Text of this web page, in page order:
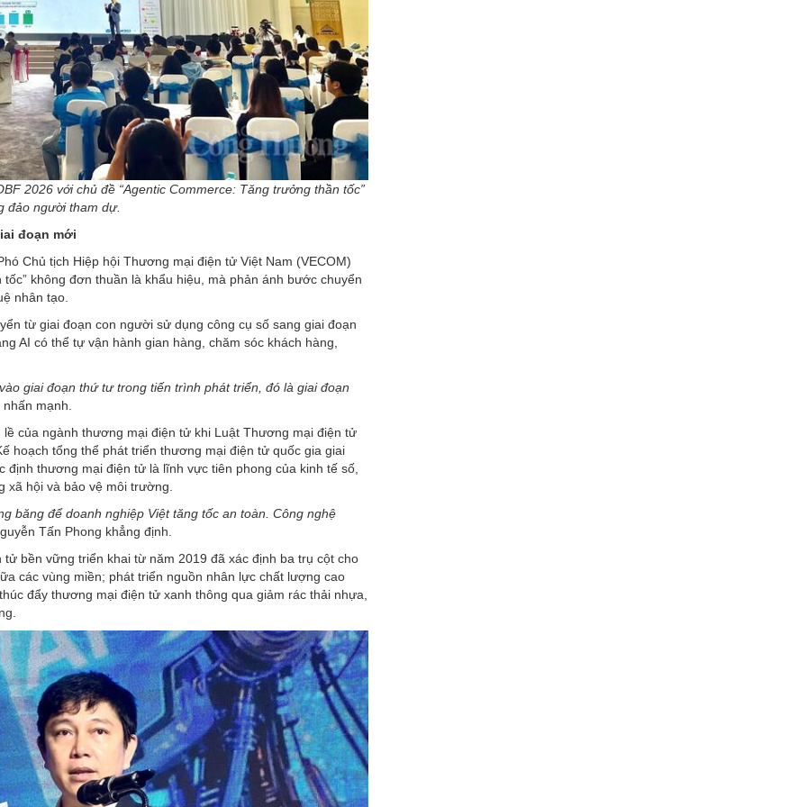
2026 với chủ đề “Agentic Commerce: Tăng trưởng thần tốc”
đảo người tham dự.
đoạn mới
Chủ tịch Hiệp hội Thương mại điện tử Việt Nam (VECOM)
không đơn thuần là khẩu hiệu, mà phản ánh bước chuyển
nhân tạo.
từ giai đoạn con người sử dụng công cụ số sang giai đoạn
AI có thể tự vận hành gian hàng, chăm sóc khách hàng,
giai đoạn thứ tư trong tiến trình phát triển, đó là giai đoạn
mạnh.
của ngành thương mại điện tử khi Luật Thương mại điện tử
hoạch tổng thể phát triển thương mại điện tử quốc gia giai
thương mại điện tử là lĩnh vực tiên phong của kinh tế số,
xã hội và bảo vệ môi trường.
băng để doanh nghiệp Việt tăng tốc an toàn. Công nghệ
Tấn Phong khẳng định.
bền vững triển khai từ năm 2019 đã xác định ba trụ cột cho
các vùng miền; phát triển nguồn nhân lực chất lượng cao
đẩy thương mại điện tử xanh thông qua giảm rác thải nhựa,